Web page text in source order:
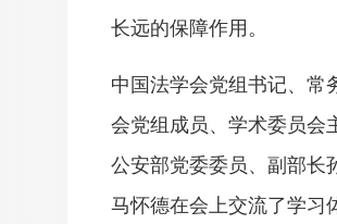
长远的保障作用。
中国法学会党组书记、常
会党组成员、学术委员会
公安部党委委员、副部长
马怀德在会上交流了学习